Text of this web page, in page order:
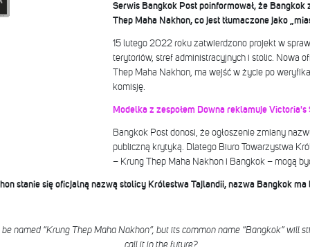
Serwis Bangkok Post poinformował, że
Thep Maha Nakhon, co jest tłumaczone jako
15 lutego 2022 roku zatwierdzono projekt w
terytoriów, stref administracyjnych i stolic. Nowa
Thep Maha Nakhon, ma wejść w życie po
komisję.
Modelka z zespołem Downa reklamuje
Bangkok Post donosi, że ogłoszenie zmiany
publiczną krytyką. Dlatego Biuro Towarzystwa
– Krung Thep Maha Nakhon i Bangkok – mogą
stanie się oficjalną nazwą stolicy Królestwa Tajlandii, nazwa Bangkok
named “Krung Thep Maha Nakhon”, but its common name “Bangkok” will
call it in the future?